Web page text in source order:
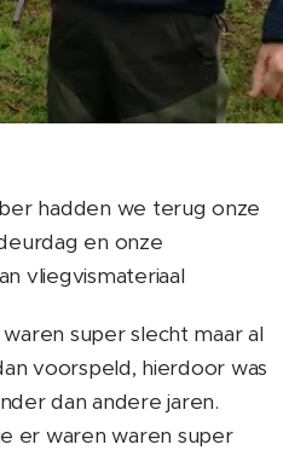
hadden we terug onze
en onze
vliegvismateriaal
super slecht maar al
voorspeld, hierdoor was
dan andere jaren.
er waren waren super